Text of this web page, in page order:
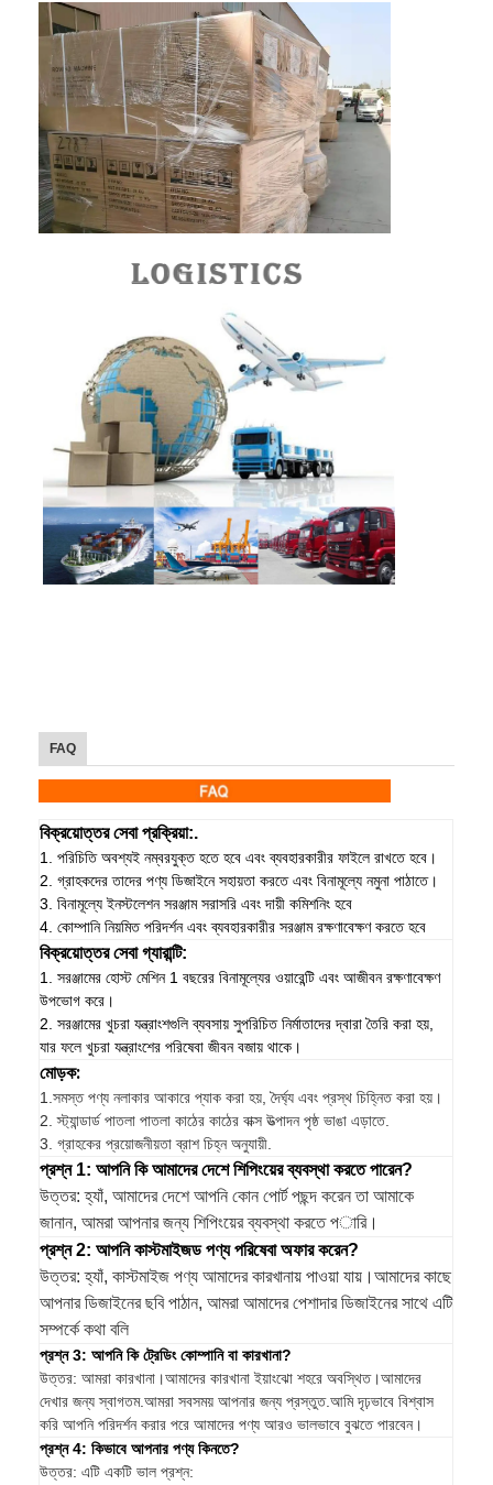
FAQ
বিক্রয়োত্তর সেবা প্রক্রিয়া:.
1. পরিচিতি অবশ্যই নম্বরযুক্ত হতে হবে এবং ব্যবহারকারীর ফাইলে রাখতে হবে।
2. গ্রাহকদের তাদের পণ্য ডিজাইনে সহায়তা করতে এবং বিনামূল্যে নমুনা পাঠাতে।
3. বিনামূল্যে ইনস্টলেশন সরঞ্জাম সরাসরি এবং দায়ী কমিশনিং হবে
4. কোম্পানি নিয়মিত পরিদর্শন এবং ব্যবহারকারীর সরঞ্জাম রক্ষণাবেক্ষণ করতে হবে
বিক্রয়োত্তর সেবা গ্যারান্টি:
1. সরঞ্জামের হোস্ট মেশিন 1 বছরের বিনামূল্যের ওয়ারেন্টি এবং আজীবন রক্ষণাবেক্ষণ
উপভোগ করে।
2. সরঞ্জামের খুচরা যন্ত্রাংশগুলি ব্যবসায় সুপরিচিত নির্মাতাদের দ্বারা তৈরি করা হয়,
যার ফলে খুচরা যন্ত্রাংশের পরিষেবা জীবন বজায় থাকে।
মোড়ক:
1.সমস্ত পণ্য নলাকার আকারে প্যাক করা হয়, দৈর্ঘ্য এবং প্রস্থ চিহ্নিত করা হয়।
2. স্ট্যান্ডার্ড পাতলা পাতলা কাঠের কাঠের বাক্স উত্পাদন পৃষ্ঠ ভাঙা এড়াতে.
3. গ্রাহকের প্রয়োজনীয়তা ব্রাশ চিহ্ন অনুযায়ী.
প্রশ্ন 1: আপনি কি আমাদের দেশে শিপিংয়ের ব্যবস্থা করতে পারেন?
উত্তর: হ্যাঁ, আমাদের দেশে আপনি কোন পোর্ট পছন্দ করেন তা আমাকে
জানান, আমরা আপনার জন্য শিপিংয়ের ব্যবস্থা করতে পারি।
প্রশ্ন 2: আপনি কাস্টমাইজড পণ্য পরিষেবা অফার করেন?
উত্তর: হ্যাঁ, কাস্টমাইজ পণ্য আমাদের কারখানায় পাওয়া যায়।আমাদের কাছে
আপনার ডিজাইনের ছবি পাঠান, আমরা আমাদের পেশাদার ডিজাইনের সাথে এটি
সম্পর্কে কথা বলি
প্রশ্ন 3: আপনি কি ট্রেডিং কোম্পানি বা কারখানা?
উত্তর: আমরা কারখানা।আমাদের কারখানা ইয়াংঝো শহরে অবস্থিত।আমাদের
দেখার জন্য স্বাগতম.আমরা সবসময় আপনার জন্য প্রস্তুত.আমি দৃঢ়ভাবে বিশ্বাস
করি আপনি পরিদর্শন করার পরে আমাদের পণ্য আরও ভালভাবে বুঝতে পারবেন।
প্রশ্ন 4: কিভাবে আপনার পণ্য কিনতে?
উত্তর: এটি একটি ভাল প্রশ্ন: